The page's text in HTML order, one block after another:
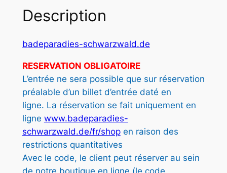
Description
badeparadies-schwarzwald.de
RESERVATION OBLIGATOIRE
L’entrée ne sera possible que sur réservation
préalable d’un billet d’entrée daté en
ligne. La réservation se fait uniquement en
ligne www.badeparadies-
schwarzwald.de/fr/shopen raison des
restrictions quantitatives
Avec le code, le client peut réserver au sein